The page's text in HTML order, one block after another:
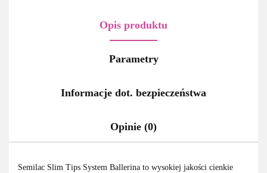
Opis produktu
Parametry
Informacje dot. bezpieczeństwa
Opinie (0)
Semilac Slim Tips System Ballerina to wysokiej jakości cienkie